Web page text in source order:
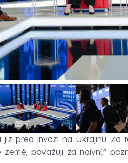
hrozbu. „Ze
již před invazí na Ukrajinu. Za
země, považuji za naivní,“